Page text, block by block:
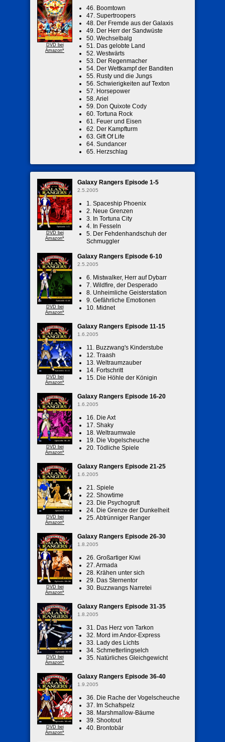
DVD bei
Amazon*
46. Boomtown
47. Supertroopers
48. Der Fremde aus der Galaxis
49. Der Herr der Sandwüste
50. Wechselbalg
51. Das gelobte Land
52. Westwärts
53. Der Regenmacher
54. Der Wettkampf der Banditen
55. Rusty und die Jungs
56. Schwierigkeiten auf Texton
57. Horsepower
58. Ariel
59. Don Quixote Cody
60. Tortuna Rock
61. Feuer und Eisen
62. Der Kampfturm
63. Gift Of Life
64. Sundancer
65. Herzschlag
DVD bei
Amazon*
Galaxy Rangers Episode 1-5
2.5.2005
1. Spaceship Phoenix
2. Neue Grenzen
3. In Tortuna City
4. In Fesseln
5. Der Fehdenhandschuh der
Schmuggler
DVD bei
Amazon*
Galaxy Rangers Episode 6-10
2.5.2005
6. Mistwalker, Herr auf Dybarr
7. Wildfire, der Desperado
8. Unheimliche Geisterstation
9. Gefährliche Emotionen
10. Midnet
DVD bei
Amazon*
Galaxy Rangers Episode 11-15
1.6.2005
11. Buzzwang's Kinderstube
12. Traash
13. Weltraumzauber
14. Fortschritt
15. Die Höhle der Königin
DVD bei
Amazon*
Galaxy Rangers Episode 16-20
1.6.2005
16. Die Axt
17. Shaky
18. Weltraumwale
19. Die Vogelscheuche
20. Tödliche Spiele
DVD bei
Amazon*
Galaxy Rangers Episode 21-25
1.6.2005
21. Spiele
22. Showtime
23. Die Psychogruft
24. Die Grenze der Dunkelheit
25. Abtrünniger Ranger
DVD bei
Amazon*
Galaxy Rangers Episode 26-30
1.8.2005
26. Großartiger Kiwi
27. Armada
28. Krähen unter sich
29. Das Sternentor
30. Buzzwangs Narretei
DVD bei
Amazon*
Galaxy Rangers Episode 31-35
1.8.2005
31. Das Herz von Tarkon
32. Mord im Andor-Express
33. Lady des Lichts
34. Schmetterlingselch
35. Natürliches Gleichgewicht
DVD bei
Amazon*
Galaxy Rangers Episode 36-40
1.9.2005
36. Die Rache der Vogelscheuche
37. Im Schafspelz
38. Marshmallow-Bäume
39. Shootout
40. Brontobär